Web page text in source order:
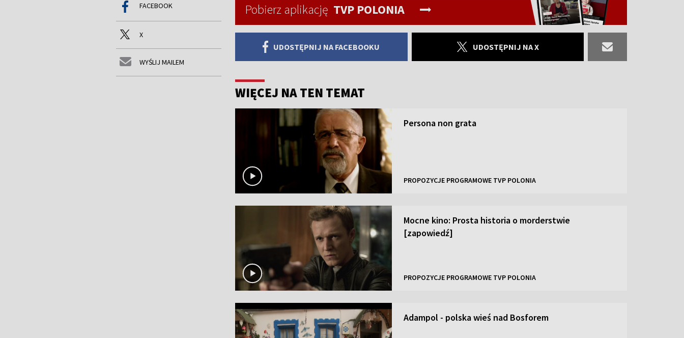
FACEBOOK
X
WYŚLIJ MAILEM
Pobierz aplikację TVP POLONIA
UDOSTĘPNIJ NA FACEBOOKU UDOSTĘPNIJ NA X
WIĘCEJ NA TEN TEMAT
Persona non grata
PROPOZYCJE PROGRAMOWE TVP POLONIA
Mocne kino: Prosta historia o morderstwie
[zapowiedź]
PROPOZYCJE PROGRAMOWE TVP POLONIA
Adampol - polska wieś nad Bosforem